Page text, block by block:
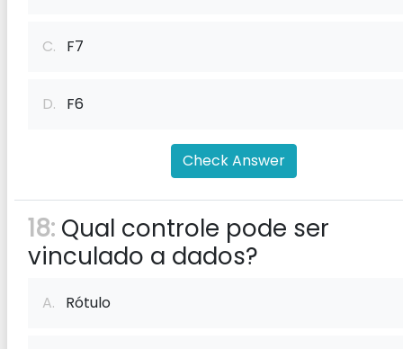
C. F7
D. F6
Check Answer
18: Qual controle pode ser
vinculado a dados?
A. Rótulo